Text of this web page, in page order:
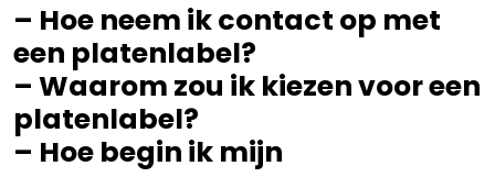
– Hoe neem ik contact op met
een platenlabel?
– Waarom zou ik kiezen voor een
platenlabel?
– Hoe begin ik mijn